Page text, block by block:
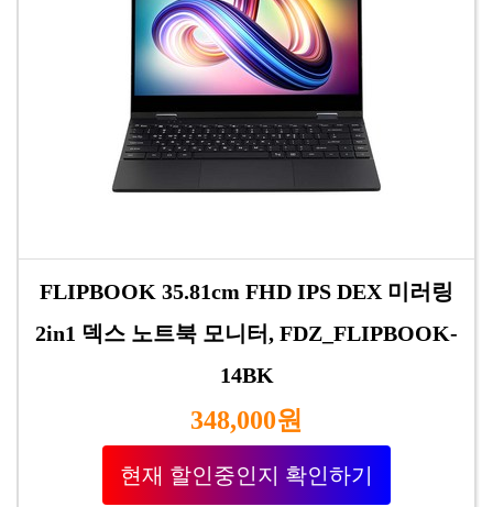
FLIPBOOK 35.81cm FHD IPS DEX 미러링
2in1 덱스 노트북 모니터, FDZ_FLIPBOOK-
14BK
348,000원
현재 할인중인지 확인하기